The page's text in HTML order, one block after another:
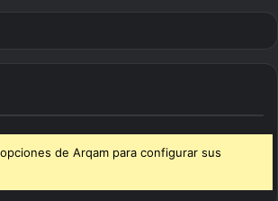
de Arqam para configurar sus